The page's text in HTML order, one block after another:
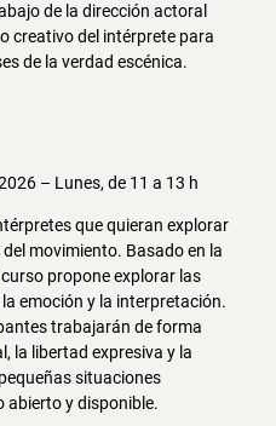
de la dirección actoral
creativo del intérprete para
de la verdad escénica.
– Lunes, de 11 a 13 h
que quieran explorar
movimiento. Basado en la
curso propone explorar las
emoción y la interpretación.
trabajarán de forma
la libertad expresiva y la
situaciones
abierto y disponible.